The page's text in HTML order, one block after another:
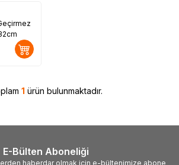
1 ürün bulunmaktadır.
E-Bülten Aboneliği
haberdar olmak için e-bültenimize abone